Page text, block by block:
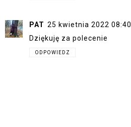
PAT 25 kwietnia 2022 08:40
Dziękuję za polecenie
ODPOWIEDZ